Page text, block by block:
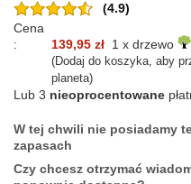
(4.9)
Cena
:
139,95 zł 1 x drzewo
(Dodaj do koszyka, aby
planeta)
Lub 3 nieoprocentowane
W tej chwili nie posiadamy
zapasach
Czy chcesz otrzymać